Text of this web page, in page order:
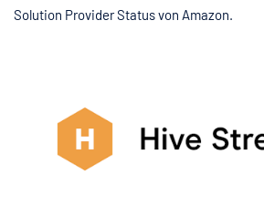
Solution Provider Status von Amazon.